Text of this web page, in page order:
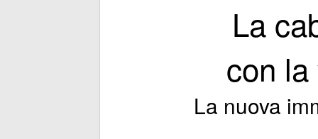
La
con
La nuova